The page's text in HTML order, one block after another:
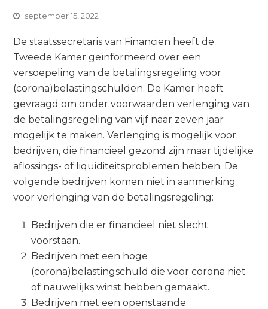
september 15, 2022
De staatssecretaris van Financiën heeft de
Tweede Kamer geïnformeerd over een
versoepeling van de betalingsregeling voor
(corona)belastingschulden. De Kamer heeft
gevraagd om onder voorwaarden verlenging van
de betalingsregeling van vijf naar zeven jaar
mogelijk te maken. Verlenging is mogelijk voor
bedrijven, die financieel gezond zijn maar tijdelijke
aflossings- of liquiditeitsproblemen hebben. De
volgende bedrijven komen niet in aanmerking
voor verlenging van de betalingsregeling:
Bedrijven die er financieel niet slecht
voorstaan.
Bedrijven met een hoge
(corona)belastingschuld die voor corona niet
of nauwelijks winst hebben gemaakt.
Bedrijven met een openstaande